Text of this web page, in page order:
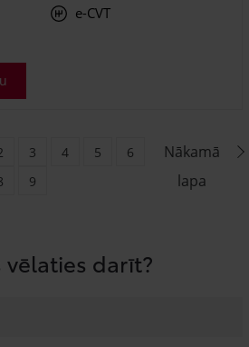
e-CVT
Nākamā
lapa
3 4 5
6
9
vēlaties darīt?